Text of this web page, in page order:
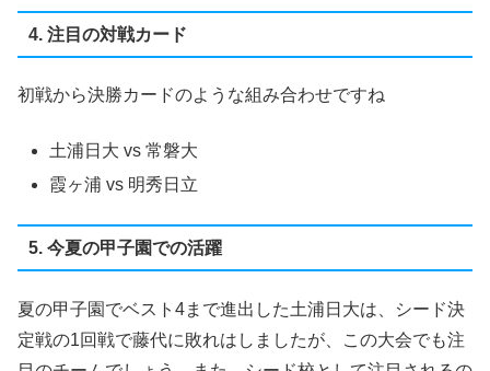
4. 注目の対戦カード
初戦から決勝カードのような組み合わせですね
土浦日大 vs 常磐大
霞ヶ浦 vs 明秀日立
5. 今夏の甲子園での活躍
夏の甲子園でベスト4まで進出した土浦日大は、シード決
定戦の1回戦で藤代に敗れはしましたが、この大会でも注